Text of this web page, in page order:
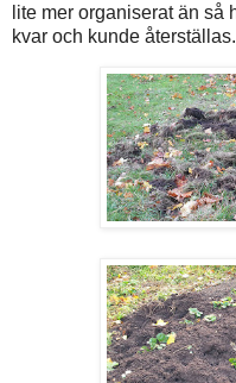
lite mer organiserat än så
kvar och kunde återställas.